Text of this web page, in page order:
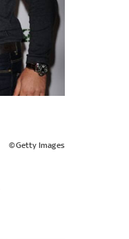
©Getty Images